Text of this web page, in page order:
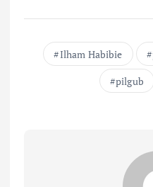
Ilham Habibie
pilgub